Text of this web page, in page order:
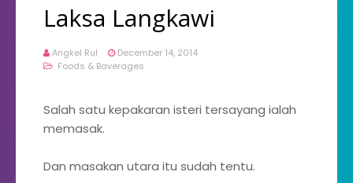
Laksa Langkawi
Angkel Rul
December 14, 2014
Foods & Baverages
Salah satu kepakaran isteri tersayang ialah
memasak.
Dan masakan utara itu sudah tentu.